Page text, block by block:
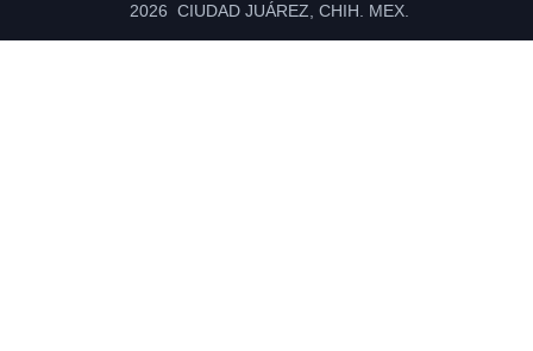
2026 CIUDAD JUÁREZ, CHIH. MEX.